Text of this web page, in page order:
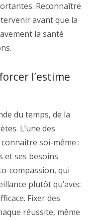
Reconnaître
avant que la
la santé
l’estime
du temps, de la
L’une des
soi-même :
et ses besoins
compassion, qui
plutôt qu’avec
Fixer des
réussite, même